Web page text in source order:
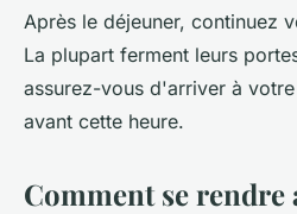
Après le déjeuner, continuez
La plupart ferment leurs
assurez-vous d'arriver à
avant cette heure.
Comment se rendre